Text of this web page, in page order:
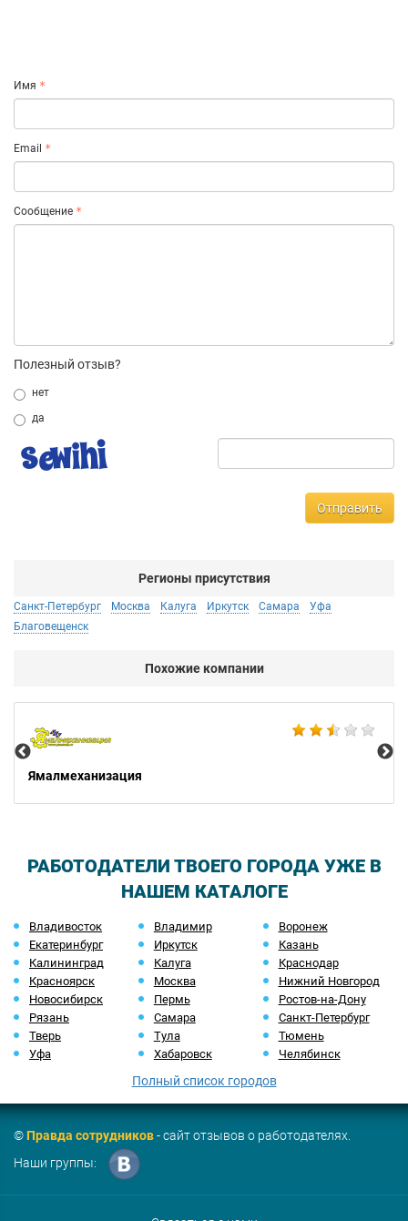
Имя
Email
Сообщение
Полезный отзыв?
нет
да
Отправить
Регионы присутствия
Санкт-Петербург Москва Калуга Иркутск Самара
Уфа
Благовещенск
Похожие компании
Ямалмеханизация
РАБОТОДАТЕЛИ ТВОЕГО ГОРОДА УЖЕ В
НАШЕМ КАТАЛОГЕ
Владивосток Владимир
Воронеж
Екатеринбург
Иркутск
Казань
Калининград
Калуга
Краснодар
Красноярск
Москва
Нижний Новгород
Новосибирск
Пермь
Ростов-на-Дону
Рязань
Самара
Санкт-Петербург
Тверь
Тула
Тюмень
Уфа
Хабаровск Челябинск
Полный список городов
©Правда сотрудников- сайт отзывов о работодателях.
Наши группы: